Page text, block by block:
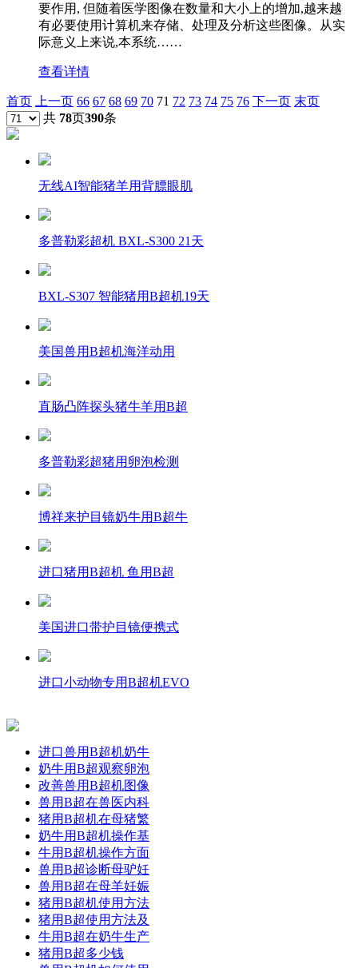
要作用, 但随着医学图像在数量和大小上的增加,越来越
有必要使用计算机来存储、处理及分析这些图像。从实
际意义上来说,本系统……
查看详情
首页 上一页 66 67 68 69 70 71 72 73 74 75 76 下一页 末页
共 78页390条
无线AI智能猪羊用背膘眼肌
多普勒彩超机 BXL-S300 21天
BXL-S307 智能猪用B超机19天
美国兽用B超机海洋动用
直肠凸阵探头猪牛羊用B超
多普勒彩超猪用卵泡检测
博祥来护目镜奶牛用B超牛
进口猪用B超机 鱼用B超
美国进口带护目镜便携式
进口小动物专用B超机EVO
进口兽用B超机奶牛
奶牛用B超观察卵泡
改善兽用B超机图像
兽用B超在兽医内科
猪用B超机在母猪繁
奶牛用B超机操作基
牛用B超机操作方面
兽用B超诊断母驴妊
兽用B超在母羊妊娠
猪用B超机使用方法
猪用B超使用方法及
牛用B超在奶牛生产
猪用B超多少钱